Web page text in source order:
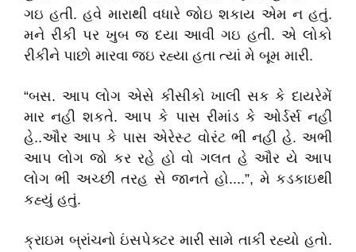
ગઇ હતી. હવે મારાથી વધારે જોઇ શકાય એમ ન હતું.
મને રીકી પર ખુબ જ દયા આવી ગઇ હતી. એ લોકો
રીકીને પાછો મારવા જઇ રહ્યા હતા ત્યાં મે બૂમ મારી.
“બસ. આપ લોગ એસે કીસીકો ખાલી સક કે દાયરેમેં
માર નહી શકતે. આપ કે પાસ રીમાંડ કે ઓર્ડર્સ નહી
હે..ઔર આપ કે પાસ એરેસ્ટ વોરંટ ભી નહી હે. અભી
આપ લોગ જો કર રહે હો વો ગલત હે ઔર યે આપ
લોગ ભી અચ્છી તરહ સે જાનતે હો....”, મે કડકાઇથી
કહ્યું હતું.
ક્રાઇમ બ્રાંચનો ઇંસપેક્ટર મારી સામે તાકી રહ્યો હતો.